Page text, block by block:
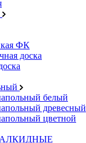
ФК
доска
белый
древесный
цветной